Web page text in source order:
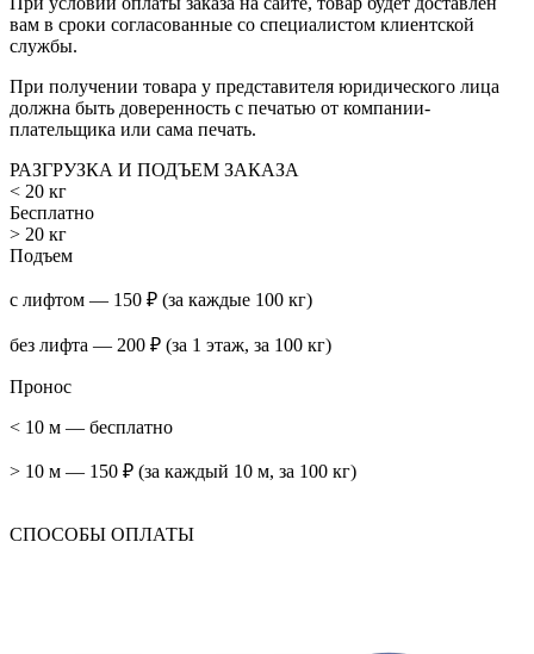
вам в сроки согласованные со специалистом клиентской
службы.
При получении товара у представителя юридического лица
должна быть доверенность с печатью от компании-
плательщика или сама печать.
РАЗГРУЗКА И ПОДЪЕМ ЗАКАЗА
< 20 кг
Бесплатно
> 20 кг
Подъем
с лифтом — 150 ₽ (за каждые 100 кг)
без лифта — 200 ₽ (за 1 этаж, за 100 кг)
Пронос
< 10 м — бесплатно
> 10 м — 150 ₽ (за каждый 10 м, за 100 кг)
СПОСОБЫ ОПЛАТЫ